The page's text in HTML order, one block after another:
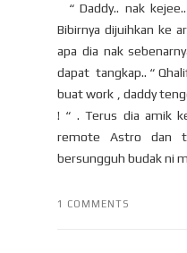
“ Daddy.. nak
Bibirnya dijuihkan ke
apa dia nak
dapat tangkap.. “
buat work , daddy
! “ . Terus dia amik
remote Astro dan
bersungguh budak ni
1 COMMENTS